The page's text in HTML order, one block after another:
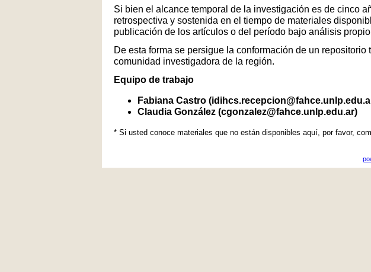
Si bien el alcance temporal de la investigación es de cinco
retrospectiva y sostenida en el tiempo de materiales
publicación de los artículos o del período bajo análisis
De esta forma se persigue la conformación de un
comunidad investigadora de la región.
Equipo de trabajo
Fabiana Castro
Claudia González (cgonzalez@fahce.unlp.edu.ar)
* Si usted conoce materiales que no están disponibles aquí, por favor,